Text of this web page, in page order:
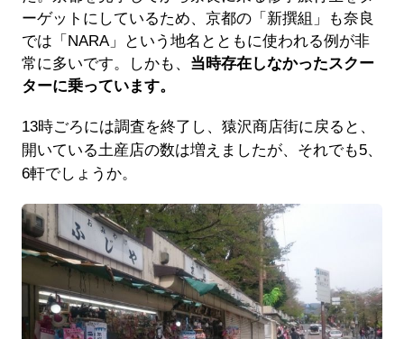
ーゲットにしているため、京都の「新撰組」も奈良
では「NARA」という地名とともに使われる例が非
常に多いです。しかも、 当時存在しなかったスクー
ターに乗っています。
13時ごろには調査を終了し、猿沢商店街に戻ると、
開いている土産店の数は増えましたが、それでも5、
6軒でしょうか。